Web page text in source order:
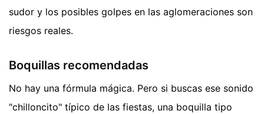
sudor y los posibles golpes en las aglomeraciones son
riesgos reales.
Boquillas recomendadas
No hay una fórmula mágica. Pero si buscas ese sonido
"chilloncito" típico de las fiestas, una boquilla tipo